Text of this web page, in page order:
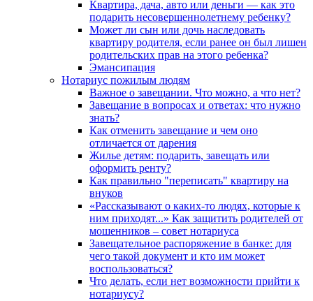
Квартира, дача, авто или деньги — как это
подарить несовершеннолетнему ребенку?
Может ли сын или дочь наследовать
квартиру родителя, если ранее он был лишен
родительских прав на этого ребенка?
Эмансипация
Нотариус пожилым людям
Важное о завещании. Что можно, а что нет?
Завещание в вопросах и ответах: что нужно
знать?
Как отменить завещание и чем оно
отличается от дарения
Жилье детям: подарить, завещать или
оформить ренту?
Как правильно "переписать" квартиру на
внуков
«Рассказывают о каких-то людях, которые к
ним приходят...» Как защитить родителей от
мошенников – совет нотариуса
Завещательное распоряжение в банке: для
чего такой документ и кто им может
воспользоваться?
Что делать, если нет возможности прийти к
нотариусу?